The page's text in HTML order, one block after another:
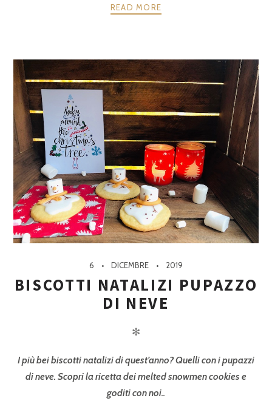
READ MORE
6 DICEMBRE 2019
BISCOTTI NATALIZI PUPAZZO
DI NEVE
✻
I più bei biscotti natalizi di quest’anno? Quelli con i pupazzi
di neve. Scopri la ricetta dei melted snowmen cookies e
goditi con noi..